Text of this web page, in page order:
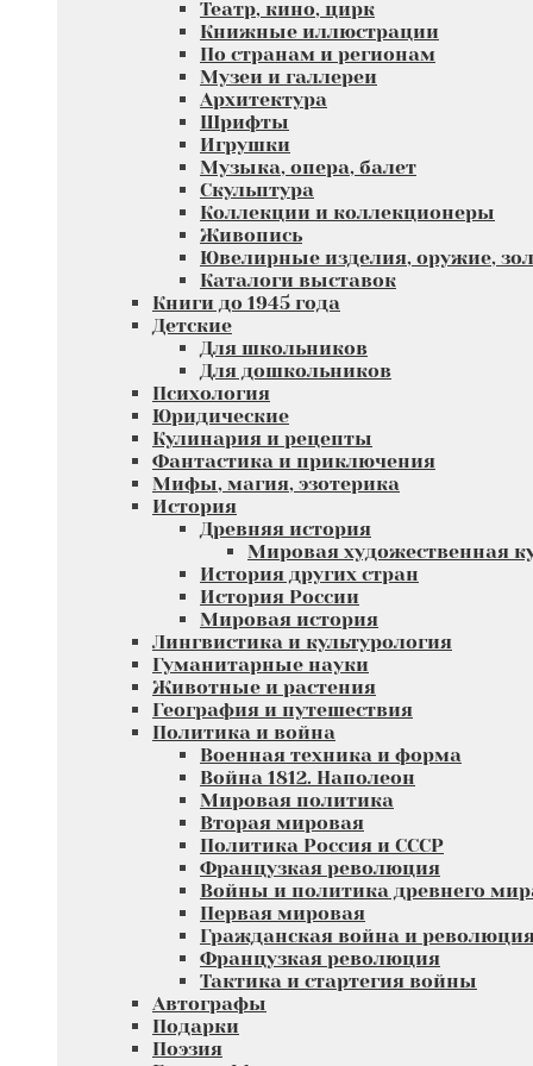
Театр, кино, цирк
Книжные иллюстрации
По странам и регионам
Музеи и галлереи
Архитектура
Шрифты
Игрушки
Музыка, опера, балет
Скульптура
Коллекции и коллекционеры
Живопись
Ювелирные изделия, оружие,
Каталоги выставок
Книги до 1945 года
Детские
Для школьников
Для дошкольников
Психология
Юридические
Кулинария и рецепты
Фантастика и приключения
Мифы, магия, эзотерика
История
Древняя история
Мировая художественная
История других стран
История России
Мировая история
Лингвистика и культурология
Гуманитарные науки
Животные и растения
География и путешествия
Политика и война
Военная техника и форма
Война 1812. Наполеон
Мировая политика
Вторая мировая
Политика Россия и СССР
Французкая революция
Войны и политика древнего
Первая мировая
Гражданская война и
Французкая революция
Тактика и стартегия войны
Автографы
Подарки
Поэзия